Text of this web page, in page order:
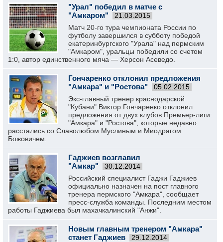
"Урал" победил в матче с
"Амкаром"
21.03.2015
Матч 20-го тура чемпионата России по
футболу завершился в субботу победой
екатеринбургского "Урала" над пермским
"Амкаром", уральцы победили со счетом
1:0, автор единственного мяча — Херсон Асеведо.
Гончаренко отклонил предложения
"Амкара" и "Ростова"
05.02.2015
Экс-главный тренер краснодарской
"Кубани" Виктор Гончаренко отклонил
предложения от двух клубов Премьер-лиги:
"Амкара" и "Ростова", которые недавно
расстались со Славолюбом Муслиным и Миодрагом
Божовичем.
Гаджиев возглавил
"Амкар"
30.12.2014
Российский специалист Гаджи Гаджиев
официально назначен на пост главного
тренера пермского "Амкара", сообщает
пресс-служба команды. Последним местом
работы Гаджиева был махачкалинский "Анжи".
Новым главным тренером "Амкара"
станет Гаджиев
29.12.2014